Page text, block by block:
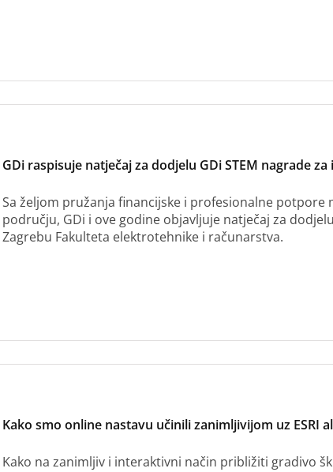
GDi raspisuje natječaj za dodjelu GDi STEM nagrade
Sa željom pružanja financijske i profesionalne potpore
području, GDi i ove godine objavljuje natječaj za
Zagrebu Fakulteta elektrotehnike i računarstva.
Kako smo online nastavu učinili zanimljivijom uz ESRI
Kako na zanimljiv i interaktivni način približiti gradivo